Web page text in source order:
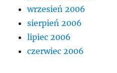
wrzesień 2006
sierpień 2006
lipiec 2006
czerwiec 2006